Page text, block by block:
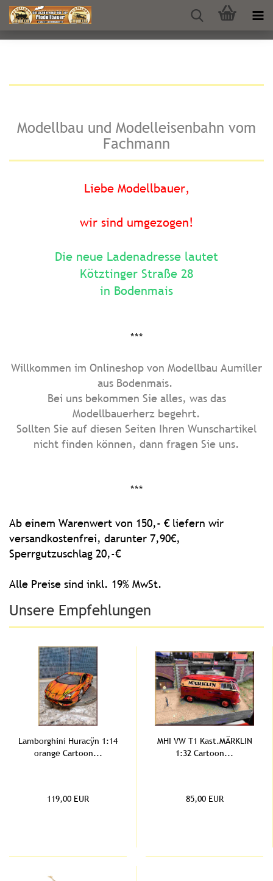
Modellbau und Modelleisenbahn vom
Fachmann
Liebe Modellbauer,
wir sind umgezogen!
Die neue Ladenadresse lautet
Kötztinger Straße 28
in Bodenmais
***
Willkommen im Onlineshop von Modellbau Aumiller
aus Bodenmais.
Bei uns bekommen Sie alles, was das
Modellbauerherz begehrt.
Sollten Sie auf diesen Seiten Ihren Wunschartikel
nicht finden können, dann fragen Sie uns.
***
Ab einem Warenwert von 150,- € liefern wir
versandkostenfrei, darunter 7,90€,
Sperrgutzuschlag 20,-€
Alle Preise sind inkl. 19% MwSt.
Unsere Empfehlungen
Lamborghini Huracÿn 1:14
orange Cartoon...
119,00 EUR
MHI VW T1 Kast.MÄRKLIN
1:32 Cartoon...
85,00 EUR